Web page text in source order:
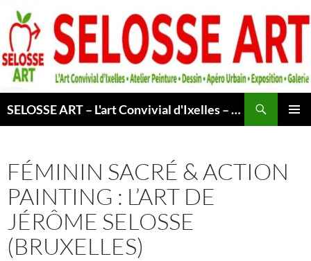
Aller
au
contenu
SELOSSE ART – L'art Convivial d'Ixelles – Atelier & Cours Peinture – Dessin – Apéro Urbain -Exposition – Galerie – Bruxelles
FÉMININ SACRÉ & ACTION
PAINTING : L’ART DE
JÉRÔME SELOSSE
(BRUXELLES)